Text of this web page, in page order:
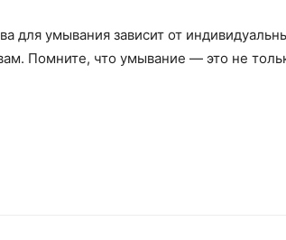
для умывания зависит от
Помните, что умывание — это не